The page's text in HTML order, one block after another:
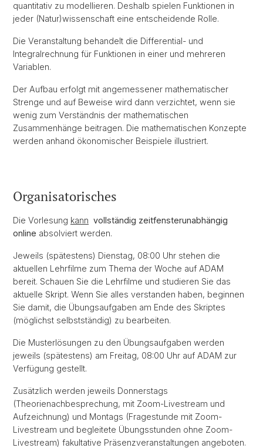
quantitativ zu modellieren. Deshalb spielen Funktionen in
jeder (Natur)wissenschaft eine entscheidende Rolle.
Die Veranstaltung behandelt die Differential- und
Integralrechnung für Funktionen in einer und mehreren
Variablen.
Der Aufbau erfolgt mit angemessener mathematischer
Strenge und auf Beweise wird dann verzichtet, wenn sie
wenig zum Verständnis der mathematischen
Zusammenhänge beitragen. Die mathematischen Konzepte
werden anhand ökonomischer Beispiele illustriert.
Organisatorisches
Die Vorlesung kann vollständig zeitfensterunabhängig
online absolviert werden.
Jeweils (spätestens) Dienstag, 08:00 Uhr stehen die
aktuellen Lehrfilme zum Thema der Woche auf ADAM
bereit. Schauen Sie die Lehrfilme und studieren Sie das
aktuelle Skript. Wenn Sie alles verstanden haben, beginnen
Sie damit, die Übungsaufgaben am Ende des Skriptes
(möglichst selbstständig) zu bearbeiten.
Die Musterlösungen zu den Übungsaufgaben werden
jeweils (spätestens) am Freitag, 08:00 Uhr auf ADAM zur
Verfügung gestellt.
Zusätzlich werden jeweils Donnerstags
(Theorienachbesprechung, mit Zoom-Livestream und
Aufzeichnung) und Montags (Fragestunde mit Zoom-
Livestream und begleitete Übungsstunden ohne Zoom-
Livestream) fakultative Präsenzveranstaltungen angeboten.